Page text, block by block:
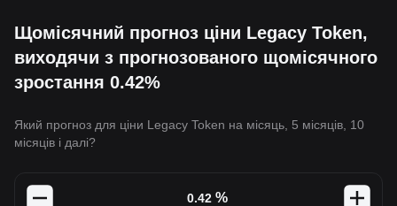
Щомісячний прогноз ціни Legacy Token,
виходячи з прогнозованого щомісячного
зростання 0.42%
Який прогноз для ціни Legacy Token на місяць, 5 місяців, 10
місяців і далі?
%